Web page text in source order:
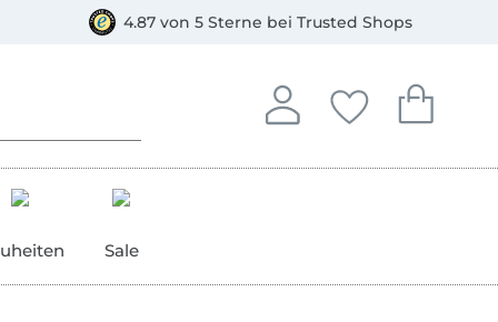
4.87 von 5 Sterne bei Trusted Shops
Anmelden
In deinem Konto
Deine
Du hast keine
Dein
Du hast
Sale